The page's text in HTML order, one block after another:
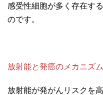
感受性細胞が多く存在す
のです。
放射能と発癌のメカニズム
放射能が発がんリスクを